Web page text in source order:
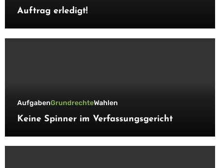
Auftrag erledigt!
AufgabenGrundrechteWahlen
Keine Spinner im Verfassungsgericht